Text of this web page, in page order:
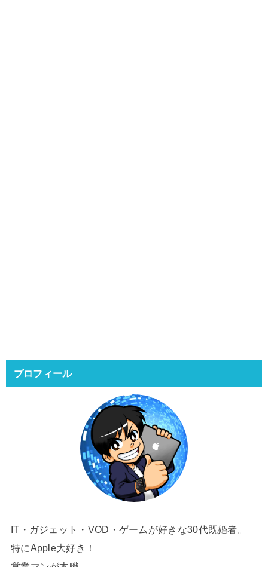
プロフィール
IT・ガジェット・VOD・ゲームが好きな30代既婚者。
特にApple大好き！